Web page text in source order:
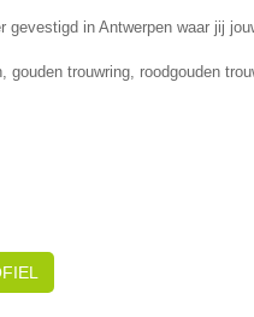
gevestigd in Antwerpen waar jij
gouden trouwring, roodgouden